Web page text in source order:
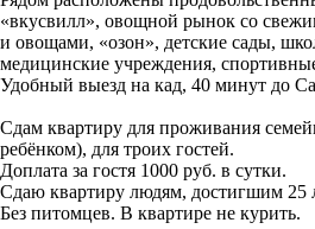
«вкусвилл», овощной рынок со
и овощами, «озон», детские сады,
медицинские учреждения,
Удобный выезд на кад, 40 минут до
Сдам квартиру для проживания
ребёнком), для троих гостей.
Доплата за гостя 1000 руб. в сутки.
Сдаю квартиру людям, достигшим 25
Без питомцев. В квартире не курить.